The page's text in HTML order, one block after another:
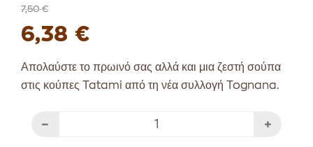
7,50 €
6,38 €
Απολαύστε το πρωινό σας αλλά και μια ζεστή σούπα
στις κούπες Tatami από τη νέα συλλογή Tognana.